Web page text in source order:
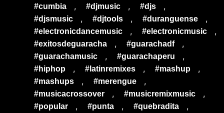
#cumbia , #djmusic , #djs ,
#djsmusic , #djtools , #duranguense ,
#electronicdancemusic , #electronicmusic ,
#exitosdeguaracha , #guarachadf ,
#guarachamusic , #guarachaperu ,
#hiphop , #latinremixes , #mashup ,
#mashups , #merengue ,
#musicacrossover , #musicremixmusic ,
#popular , #punta , #quebradita ,